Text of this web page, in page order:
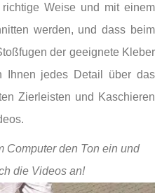
Weise und mit einem
werden, und dass beim
der geeignete Kleber
Ihnen jedes Detail über das
Zierleisten und Kaschieren
Computer den Ton ein und
die Videos an!